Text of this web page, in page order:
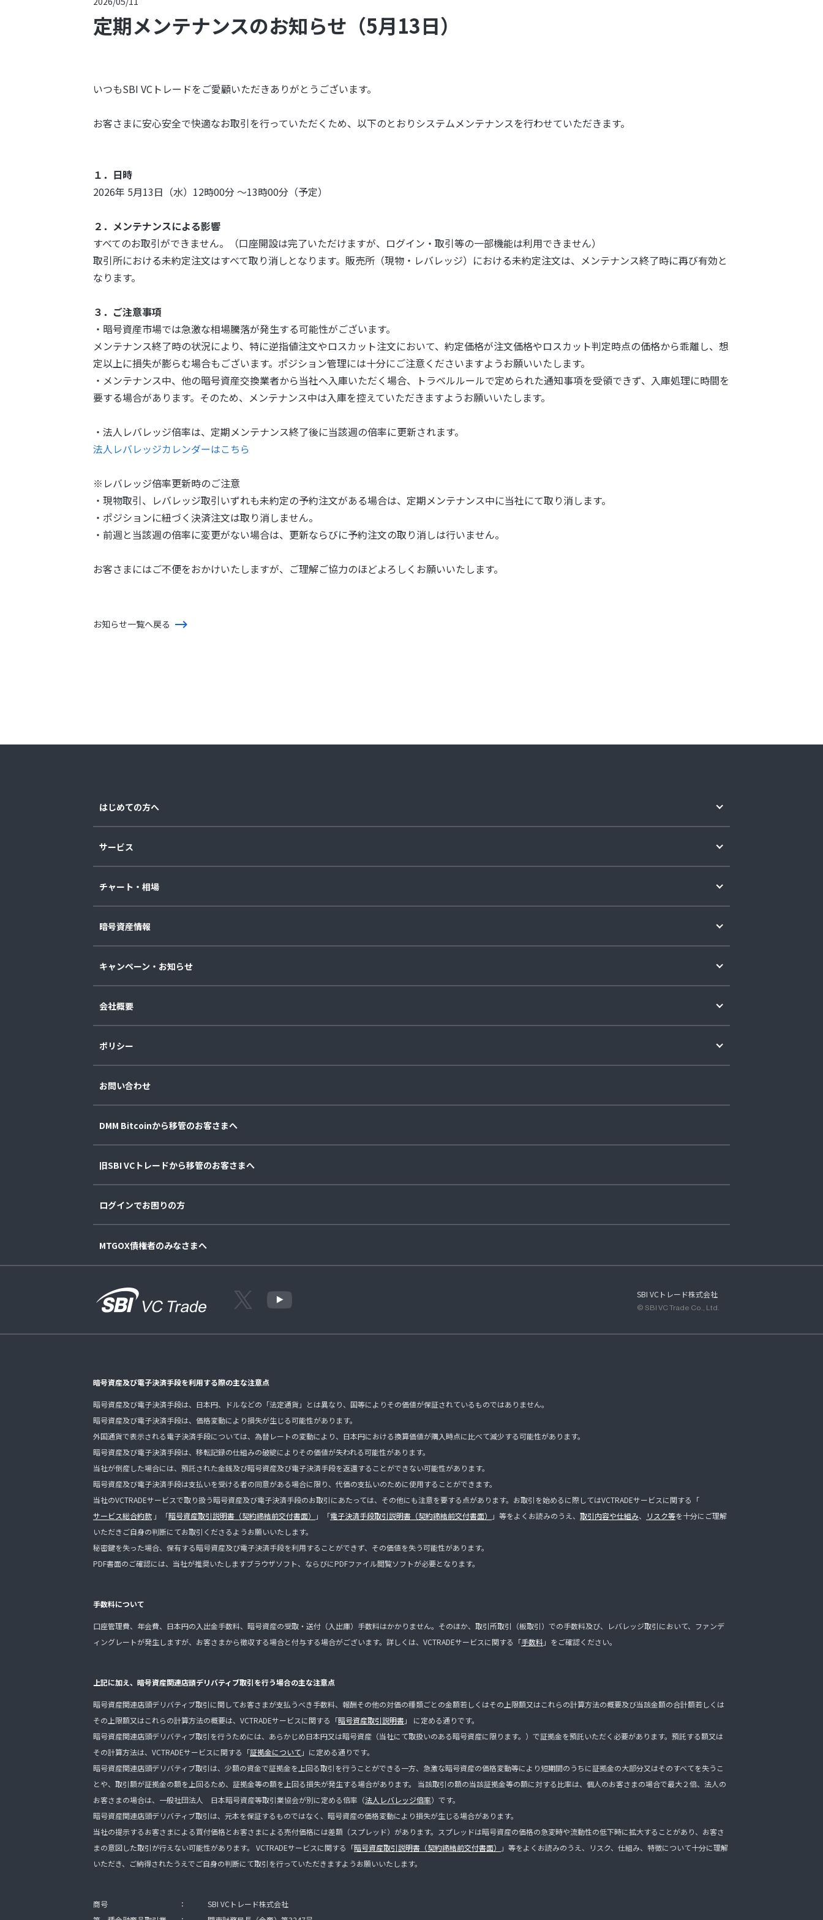
定期メンテナンスのお知らせ（5月13日）
いつもSBI VCトレードをご愛顧いただきありがとうございます。
お客さまに安心安全で快適なお取引を行っていただくため、以下のとおりシステムメンテナンスを行わせていただきます。 ​​
１．日時
2026年 5月13日（水）12時00分 ～13時00分（予定）
２．メンテナンスによる影響
すべてのお取引ができません。（口座開設は完了いただけますが、ログイン・取引等の一部機能は利用できません）
取引所における未約定注文はすべて取り消しとなります。販売所（現物・レバレッジ）における未約定注文は、メンテナンス終了時に再び有効と
なります。
３．ご注意事項
・暗号資産市場では急激な相場騰落が発生する可能性がございます。
メンテナンス終了時の状況により、特に逆指値注文やロスカット注文において、約定価格が注文価格やロスカット判定時点の価格から乖離し、想
定以上に損失が膨らむ場合もございます。ポジション管理には十分にご注意くださいますようお願いいたします。
・メンテナンス中、他の暗号資産交換業者から当社へ入庫いただく場合、トラベルルールで定められた通知事項を受領できず、入庫処理に時間を
要する場合があります。そのため、メンテナンス中は入庫を控えていただきますようお願いいたします。
・法人レバレッジ倍率は、定期メンテナンス終了後に当該週の倍率に更新されます。
法人レバレッジカレンダーはこちら
※レバレッジ倍率更新時のご注意
・現物取引、レバレッジ取引いずれも未約定の予約注文がある場合は、定期メンテナンス中に当社にて取り消します。
・ポジションに紐づく決済注文は取り消しません。
・前週と当該週の倍率に変更がない場合は、更新ならびに予約注文の取り消しは行いません。
お客さまにはご不便をおかけいたしますが、ご理解ご協力のほどよろしくお願いいたします。
お知らせ一覧へ戻る
はじめての方へ
サービス
チャート・相場
暗号資産情報
キャンペーン・お知らせ
会社概要
ポリシー
お問い合わせ
DMM Bitcoinから移管のお客さまへ
旧SBI VCトレードから移管のお客さまへ
ログインでお困りの方
MTGOX債権者のみなさまへ
SBI VCトレード株式会社
© SBI VC Trade Co., Ltd.
暗号資産及び電子決済手段を利用する際の主な注意点
暗号資産及び電子決済手段は、日本円、ドルなどの「法定通貨」とは異なり、国等によりその価値が保証されているものではありません。
暗号資産及び電子決済手段は、価格変動により損失が生じる可能性があります。
外国通貨で表示される電子決済手段については、為替レートの変動により、日本円における換算価値が購入時点に比べて減少する可能性があります。
暗号資産及び電子決済手段は、移転記録の仕組みの破綻によりその価値が失われる可能性があります。
当社が倒産した場合には、預託された金銭及び暗号資産及び電子決済手段を返還することができない可能性があります。
暗号資産及び電子決済手段は支払いを受ける者の同意がある場合に限り、代価の支払いのために使用することができます。
当社のVCTRADEサービスで取り扱う暗号資産及び電子決済手段のお取引にあたっては、その他にも注意を要する点があります。お取引を始めるに際してはVCTRADEサービスに関する「
サービス総合約款 」「暗号資産取引説明書（契約締結前交付書面） 」「電子決済手段取引説明書（契約締結前交付書面） 」等をよくお読みのうえ、 取引内容や仕組み、 リスク等を十分にご理解
いただきご自身の判断にてお取引くださるようお願いいたします。
秘密鍵を失った場合、保有する暗号資産及び電子決済手段を利用することができず、その価値を失う可能性があります。
PDF書面のご確認には、当社が推奨いたしますブラウザソフト、ならびにPDFファイル閲覧ソフトが必要となります。
手数料について
口座管理費、年会費、日本円の入出金手数料、暗号資産の受取・送付（入出庫）手数料はかかりません。そのほか、取引所取引（板取引）での手数料及び、レバレッジ取引において、ファンデ
ィングレートが発生しますが、お客さまから徴収する場合と付与する場合がございます。詳しくは、VCTRADEサービスに関する「手数料」をご確認ください。
上記に加え、暗号資産関連店頭デリバティブ取引を行う場合の主な注意点
暗号資産関連店頭デリバティブ取引に関してお客さまが支払うべき手数料、報酬その他の対価の種類ごとの金額若しくはその上限額又はこれらの計算方法の概要及び当該金額の合計額若しくは
その上限額又はこれらの計算方法の概要は、VCTRADEサービスに関する「暗号資産取引説明書」 に定める通りです。
暗号資産関連店頭デリバティブ取引を行うためには、あらかじめ日本円又は暗号資産（当社にて取扱いのある暗号資産に限ります。）で証拠金を預託いただく必要があります。預託する額又は
その計算方法は、VCTRADEサービスに関する「証拠金について 」に定める通りです。
暗号資産関連店頭デリバティブ取引は、少額の資金で証拠金を上回る取引を行うことができる一方、急激な暗号資産の価格変動等により短期間のうちに証拠金の大部分又はそのすべてを失うこ
とや、取引額が証拠金の額を上回るため、証拠金等の額を上回る損失が発生する場合があります。 当該取引の額の当該証拠金等の額に対する比率は、個人のお客さまの場合で最大２倍、法人の
お客さまの場合は、一般社団法人 日本暗号資産等取引業協会が別に定める倍率（法人レバレッジ倍率）です。
暗号資産関連店頭デリバティブ取引は、元本を保証するものではなく、暗号資産の価格変動により損失が生じる場合があります。
当社の提示するお客さまによる買付価格とお客さまによる売付価格には差額（スプレッド）があります。スプレッドは暗号資産の価格の急変時や流動性の低下時に拡大することがあり、お客さ
まの意図した取引が行えない可能性があります。 VCTRADEサービスに関する「暗号資産取引説明書（契約締結前交付書面）
」等をよくお読みのうえ、リスク、仕組み、特徴について十分に理解
いただき、ご納得されたうえでご自身の判断にて取引を行っていただきますようお願いいたします。
商号 ：
SBI VCトレード株式会社